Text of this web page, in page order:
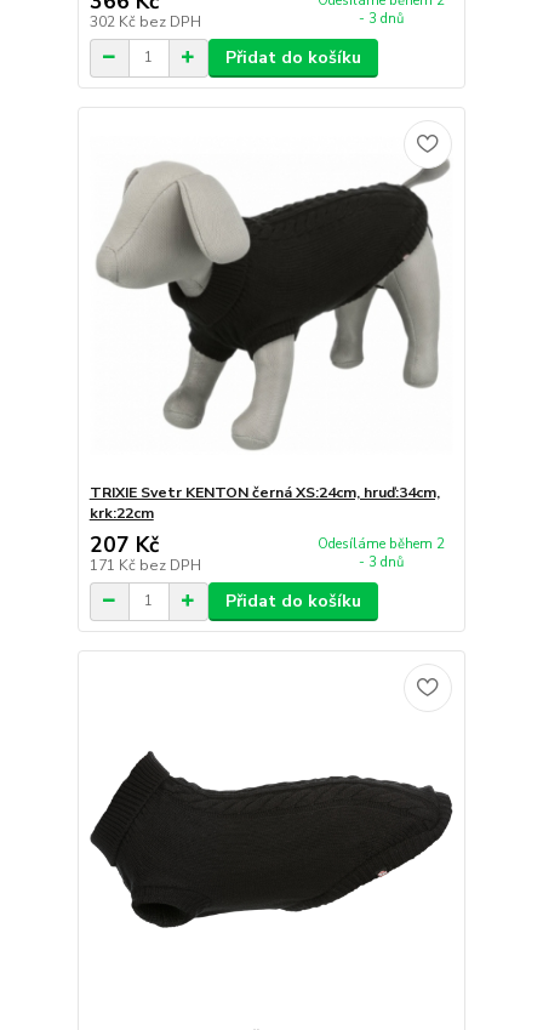
302 Kč bez DPH
- 3 dnů
Přidat do košíku
TRIXIE Svetr KENTON černá XS:24cm, hruď:34cm,
krk:22cm
207 Kč
171 Kč bez DPH
Odesíláme během 2
- 3 dnů
Přidat do košíku